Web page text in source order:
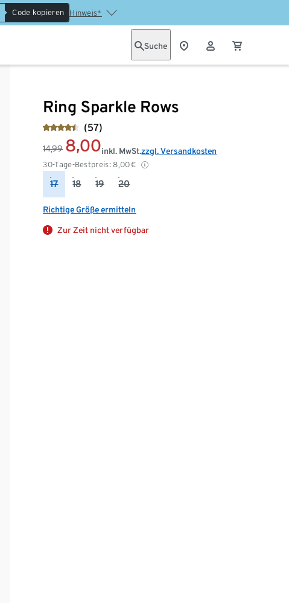
Code kopieren Hinweis*
Suche
Ring Sparkle Rows
(57)
14,99 8,00
30-Tage-Bestpreis: 8,00€
inkl. MwSt.zzgl. Versandkosten
17 18 19 20
Richtige Größe ermitteln
Zur Zeit nicht verfügbar